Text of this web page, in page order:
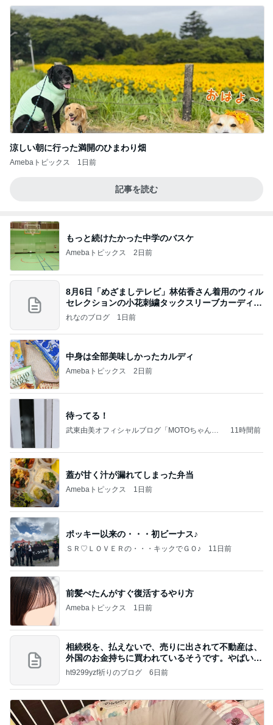
涼しい朝に行った満開のひまわり畑
Amebaトピックス 1日前
記事を読む
もっと続けたかった中学のバスケ
Amebaトピックス 2日前
8月6日「めざましテレビ」林佑香さん着用のウィル
セレクションの小花刺繍タックスリーブカーディガ
ン
れなのブログ 1日前
中身は全部美味しかったカルディ
Amebaトピックス 2日前
待ってる！
武東由美オフィシャルブログ「MOTOちゃんと
11時間前
蓋が甘く汁が漏れてしまった弁当
Amebaトピックス 1日前
ポッキー以来の・・・初ビーナス♪
ＳＲ♡ＬＯＶＥＲの・・・キックでＧＯ♪ 11日前
前髪ぺたんがすぐ復活するやり方
Amebaトピックス 1日前
相続税を、払えないで、売りに出されて不動産は、
外国のお金持ちに買われているそうです。やばいで
すよ
ht9299yzf祈りのブログ 6日前